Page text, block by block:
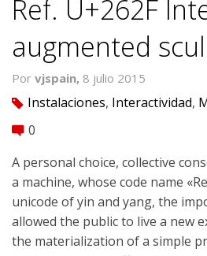
Ref. U+262F
augmented
Por vjspain, 8 julio 2015
tag Instalaciones, Interactividad,
comment 0
A personal choice, collective
a machine, whose code name
unicode of yin and yang, the
allowed the public to live a new
the materialization of a simple